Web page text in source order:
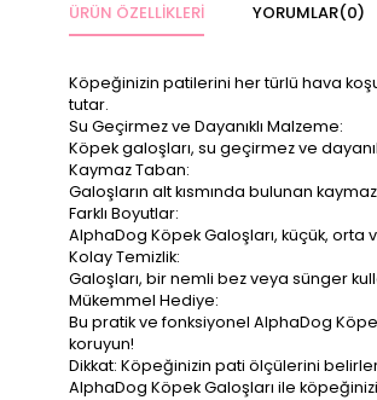
ÜRÜN ÖZELLIKLERI YORUMLAR(0)
Köpeğinizin patilerini her türlü hava
tutar.
Su Geçirmez ve Dayanıklı Malzeme:
Köpek galoşları, su geçirmez ve
Kaymaz Taban:
Galoşların alt kısmında bulunan
Farklı Boyutlar:
AlphaDog Köpek Galoşları, küçük,
Kolay Temizlik:
Galoşları, bir nemli bez veya sünger
Mükemmel Hediye:
Bu pratik ve fonksiyonel AlphaDog
koruyun!
Dikkat: Köpeğinizin pati ölçülerini
AlphaDog Köpek Galoşları ile